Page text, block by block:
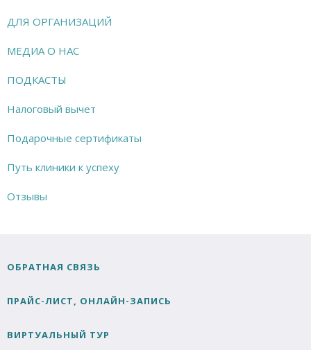
ДЛЯ ОРГАНИЗАЦИЙ
МЕДИА О НАС
ПОДКАСТЫ
Налоговый вычет
Подарочные сертификаты
Путь клиники к успеху
Отзывы
ОБРАТНАЯ СВЯЗЬ
ПРАЙС-ЛИСТ, ОНЛАЙН-ЗАПИСЬ
ВИРТУАЛЬНЫЙ ТУР